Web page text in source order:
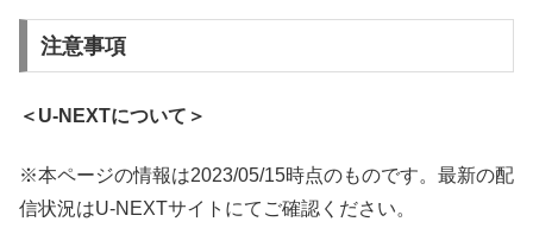
注意事項
＜U-NEXTについて＞
※本ページの情報は2023/05/15時点のものです。最新の配
信状況はU-NEXTサイトにてご確認ください。